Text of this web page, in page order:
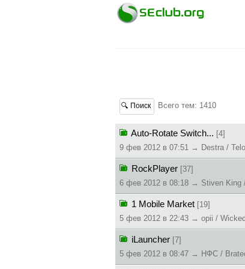
🔍 Поиск Всего тем: 1410
Auto-Rotate Switch... [4]
9 фев 2012 в 07:51 → Destra /
RockPlayer [37]
6 фев 2012 в 08:18 → Stiven King
1 Mobile Market [19]
5 фев 2012 в 22:43 → opii /
iLauncher [7]
5 фев 2012 в 08:47 → НФС /